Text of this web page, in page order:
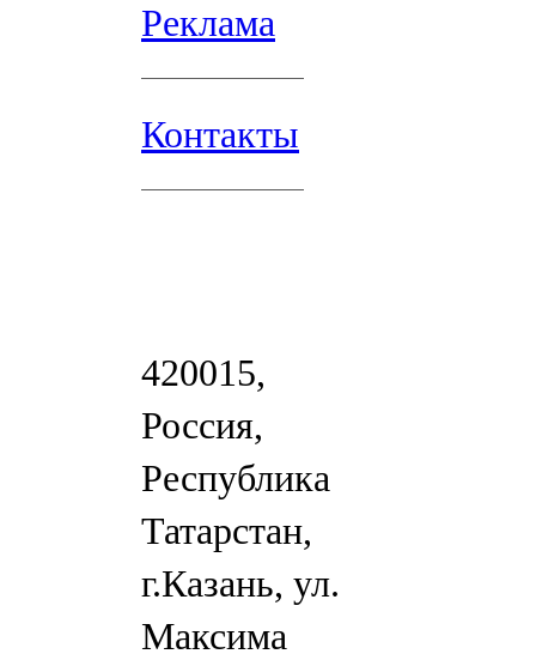
Реклама
Контакты
420015,
Россия,
Республика
Татарстан,
г.Казань, ул.
Максима